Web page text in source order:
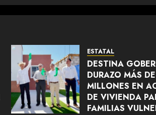
ESTATAL
DESTINA
DURAZO MÁS
MILLONES EN
DE VIVIENDA
FAMILIAS